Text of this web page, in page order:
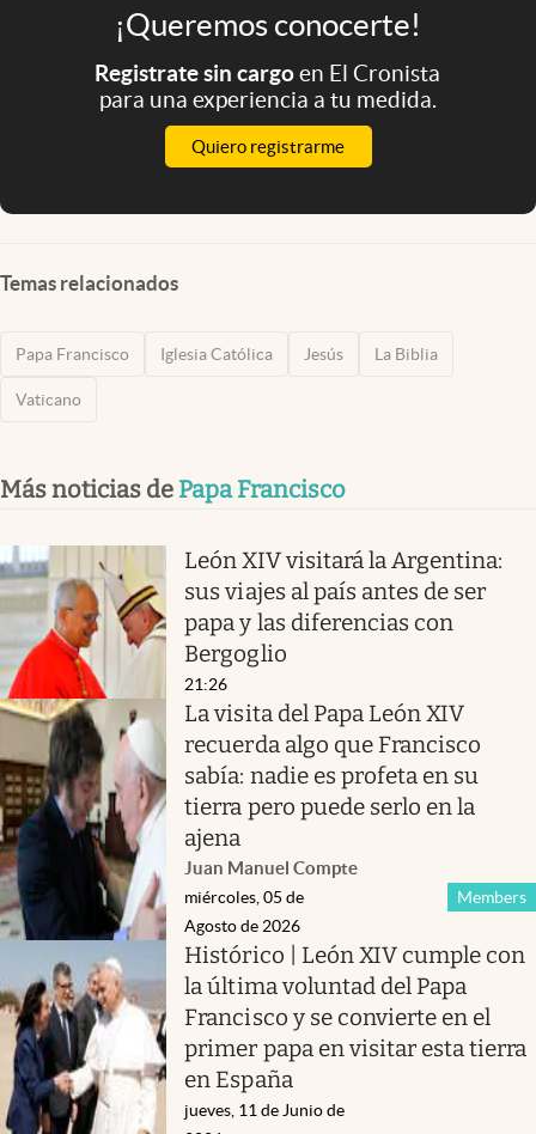
¡Queremos conocerte!
Registrate sin cargoen El Cronista
para una experiencia a tu medida.
Quiero registrarme
Temas relacionados
Papa Francisco Iglesia Católica Jesús La Biblia
Vaticano
Más noticias de Papa Francisco
León XIV visitará la Argentina:
sus viajes al país antes de ser
papa y las diferencias con
Bergoglio
21:26
La visita del Papa León XIV
recuerda algo que Francisco
sabía: nadie es profeta en su
tierra pero puede serlo en la
ajena
Juan Manuel Compte
Members
miércoles, 05 de
Agosto de 2026
Histórico | León XIV cumple con
la última voluntad del Papa
Francisco y se convierte en el
primer papa en visitar esta tierra
en España
jueves, 11 de Junio de